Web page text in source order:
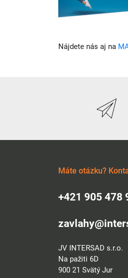
Nájdete nás aj na
Máte otázku?
+421 905 478
JV INTERSAD s.r.o.
Na pažiti 6D
900 21 Svätý Jur